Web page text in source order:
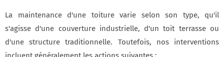
La maintenance d'une toiture varie selon son type, qu'il
s'agisse d'une couverture industrielle, d'un toit terrasse ou
d'une structure traditionnelle. Toutefois, nos interventions